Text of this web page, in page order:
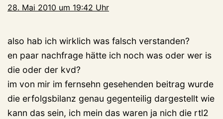
28. Mai 2010 um 19:42 Uhr
also hab ich wirklich was falsch verstanden?
en paar nachfrage hätte ich noch was oder wer is
die oder der kvd?
im von mir im fernsehn gesehenden beitrag wurde
die erfolgsbilanz genau gegenteilig dargestellt wie
kann das sein, ich mein das waren ja nich die rtl2